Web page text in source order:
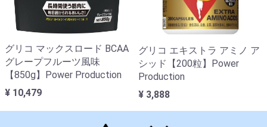
グリコ マックスロード BCAA
グレープフルーツ風味
【850g】Power Production
¥ 10,479
グリコ エキストラ アミノ ア
シッド【200粒】Power
Production
¥ 3,888